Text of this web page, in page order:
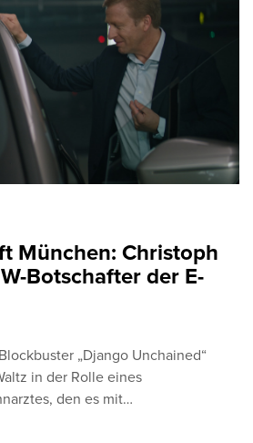
München: Christoph
Botschafter der E-
„Django Unchained“
in der Rolle eines
den es mit…